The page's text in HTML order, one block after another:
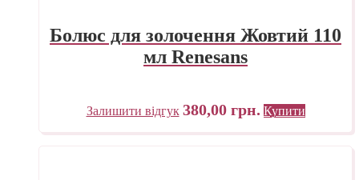
Болюс для золочення Жовтий 110
мл Renesans
Залишити відгук 380,00 грн. Купити